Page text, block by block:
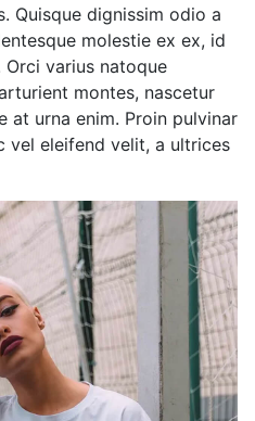
Quisque dignissim odio a
molestie ex ex, id
varius natoque
montes, nascetur
at urna enim. Proin pulvinar
vel eleifend velit, a ultrices